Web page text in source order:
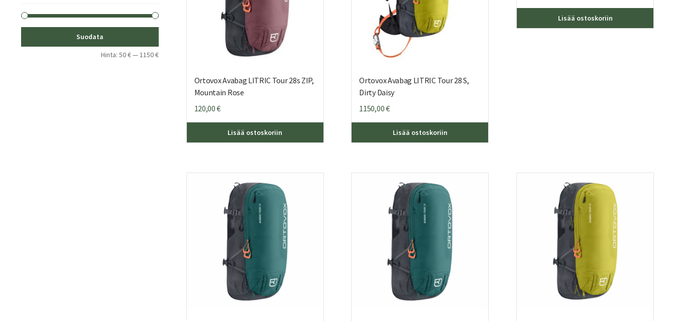
Ortovox Avabag LITRIC Tour 28s ZIP,
Mountain Rose
120,00€
Lisää ostoskoriin
Ortovox Avabag LITRIC Tour 28 S,
Dirty Daisy
1150,00€
Lisää ostoskoriin
Lisää ostoskoriin
Suodata
Hinta: 50 €—1150 €